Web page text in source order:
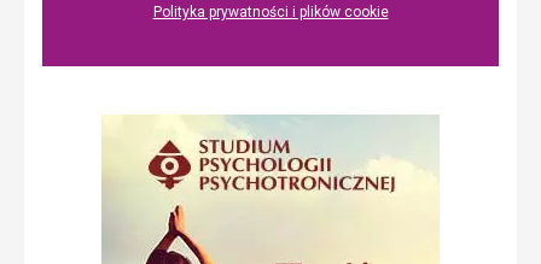
Polityka prywatności i plików cookie